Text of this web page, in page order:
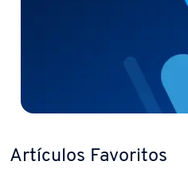
Artículos Favoritos